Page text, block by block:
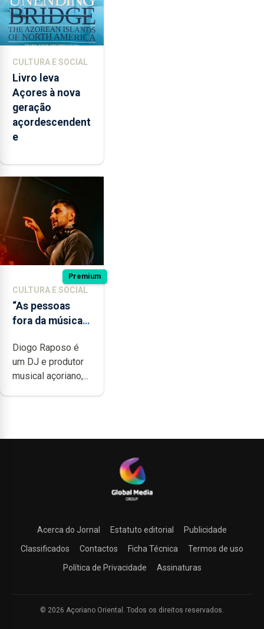
CULTURA E SOCIAL
Livro leva
Açores à nova
geração
açordescendent
e
Premium
CULTURA E SOCIAL
“As pessoas
fora da música
do quão difícil é
produzir uma
música”
Diogo Raposo é
um DJ e produtor
musical açoriano,...
Acerca do Jornal Estatuto editorial
Publicidade
Classificados
Contactos Ficha Técnica
Termos de uso
Política de Privacidade
Assinaturas
© 2026 Açoriano Oriental. Todos os direitos reservados.